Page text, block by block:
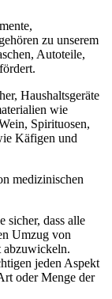
zu unserem
Autoteile,
Haushaltsgeräte
wie
Spirituosen,
Käfigen und
medizinischen
sicher, dass alle
Umzug von
abzuwickeln.
jeden Aspekt
oder Menge der